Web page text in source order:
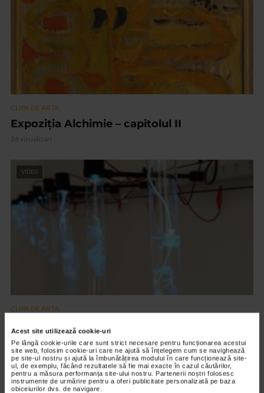
Acest site utilizează cookie-uri
Pe lângă cookie-urile care sunt strict necesare pentru funcționarea acestui
site web, folosim cookie-uri care ne ajută să înțelegem cum se navighează
pe site-ul nostru și ajută la îmbunătățirea modului în care funcționează site-
ul, de exemplu, făcând rezultatele să fie mai exacte în cazul căutărilor,
pentru a măsura performanța site-ului nostru. Partenerii noștri folosesc
instrumente de urmărire pentru a oferi publicitate personalizată pe baza
obiceiurilor dvs. de navigare.
CLIPA DE ARTA
Expoziția Alchimie – capitolul II
26 vizualizari
VIDEO
CLIPA DE ARTA
ARTS and ARTISTS. Floriama Cândea –
„Invisible Garden #2”
154 vizualizari
VIDEO